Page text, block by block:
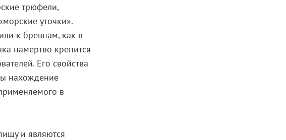
трюфели,
уточки».
к бревнам, как в
намертво крепится
Его свойства
нахождение
в
и являются